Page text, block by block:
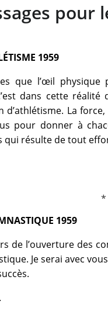
pour
1959
que l’œil
dans cette
d’athlétisme. La
pour donner à
qui résulte de tout
1959
de l’ouverture des
Je serai avec